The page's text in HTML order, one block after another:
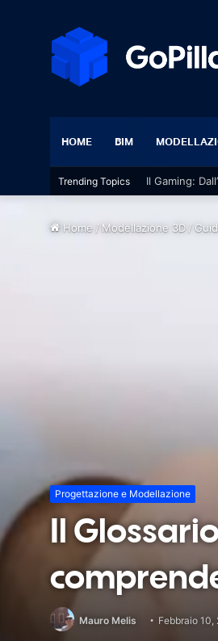
HOME BIM
Trending Topics Il Gaming:
Home /Modellazione 3D /
Progettazione e Modellazione
Il
Mauro Melis Febbraio 10,